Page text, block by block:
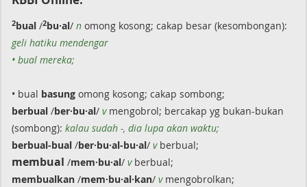
2bual /2bu·al/ n omong kosong; cakap besar (kesombongan):
geli hatiku mendengar
• bual mereka;
• bual basung omong kosong; cakap sombong;
berbual /ber·bu·al/ vmengobrol; bercakap yg bukan-bukan
(sombong): kalau sudah -, dia lupa akan waktu;
berbual-bual /ber·bu·al-bu·al/ vberbual;
membual /mem·bu·al/ vberbual;
membualkan /mem·bu·al·kan/ vmengobrolkan;